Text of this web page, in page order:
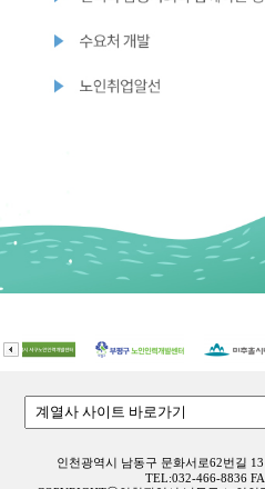
인천광역시 남동구 문화서로62번길
TEL:032-466-8836